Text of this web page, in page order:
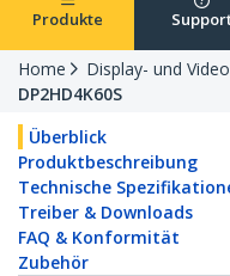
Produkte
Home Display- und
DP2HD4K60S
Überblick
Produktbeschreibung
Technische
Treiber & Downloads
FAQ & Konformität
Zubehör